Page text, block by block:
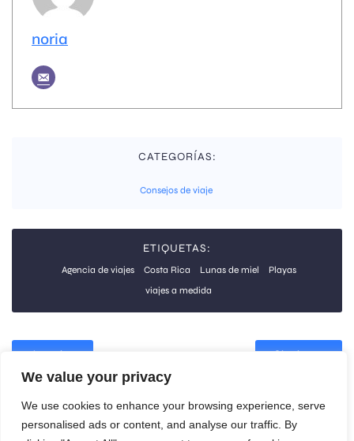
We value your privacy
We use cookies to enhance your browsing experience, serve
personalised ads or content, and analyse our traffic. By
noria
CATEGORÍAS:
Consejos de viaje
ETIQUETAS:
Agencia de viajes Costa Rica Lunas de miel
Playas
viajes a medida
Anterior Siguiente
Los comentarios están cerrados